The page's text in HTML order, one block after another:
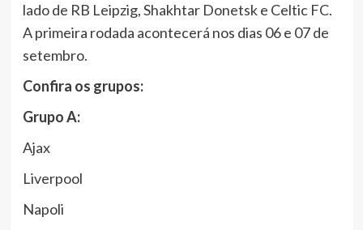
lado de RB Leipzig, Shakhtar Donetsk e Celtic FC.
A primeira rodada acontecerá nos dias 06 e 07 de
setembro.
Confira os grupos:
Grupo A:
Ajax
Liverpool
Napoli